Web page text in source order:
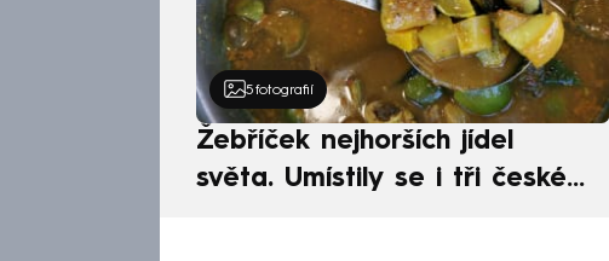
5 fotografií
Žebříček nejhorších jídel
světa. Umístily se i tři české